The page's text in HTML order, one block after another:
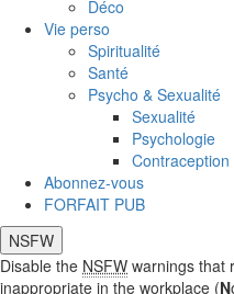
Déco
Vie perso
Spiritualité
Santé
Psycho & Sexualité
Sexualité
Psychologie
Contraception
Abonnez-vous
FORFAIT PUB
NSFW
Disable the NSFW warnings that
inappropriate in the workplace (N